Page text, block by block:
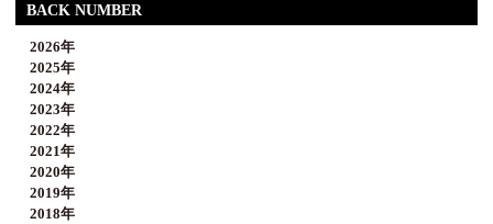
BACK NUMBER
2026年
2025年
2024年
2023年
2022年
2021年
2020年
2019年
2018年